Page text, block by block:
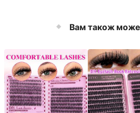
Вам також може